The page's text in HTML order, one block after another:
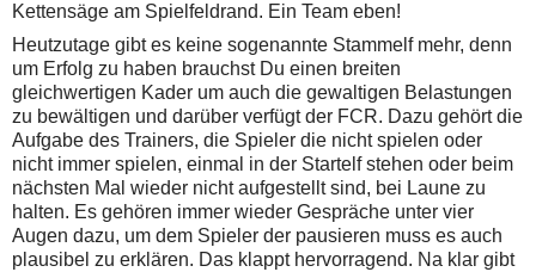
Kettensäge am Spielfeldrand. Ein Team eben!
Heutzutage gibt es keine sogenannte Stammelf mehr, denn
um Erfolg zu haben brauchst Du einen breiten
gleichwertigen Kader um auch die gewaltigen Belastungen
zu bewältigen und darüber verfügt der FCR. Dazu gehört die
Aufgabe des Trainers, die Spieler die nicht spielen oder
nicht immer spielen, einmal in der Startelf stehen oder beim
nächsten Mal wieder nicht aufgestellt sind, bei Laune zu
halten. Es gehören immer wieder Gespräche unter vier
Augen dazu, um dem Spieler der pausieren muss es auch
plausibel zu erklären. Das klappt hervorragend. Na klar gibt